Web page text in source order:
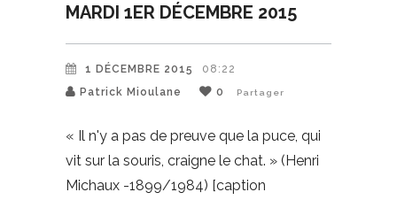
MARDI 1ER DÉCEMBRE 2015
1 DÉCEMBRE 2015
08:22
Patrick Mioulane
0 Partager
« Il n'y a pas de preuve que la puce, qui
vit sur la souris, craigne le chat. » (Henri
Michaux -1899/1984) [caption